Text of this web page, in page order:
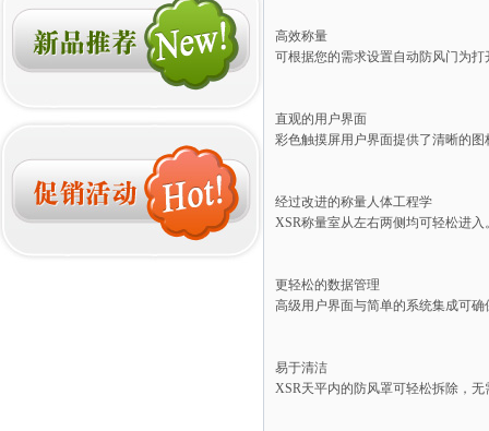
高效称量
可根据您的需求设置自动防风门为
直观的用户界面
彩色触摸屏用户界面提供了清晰的
经过改进的称量人体工程学
XSR称量室从左右两侧均可轻松进
更轻松的数据管理
高级用户界面与简单的系统集成可
易于清洁
XSR天平内的防风罩可轻松拆除，